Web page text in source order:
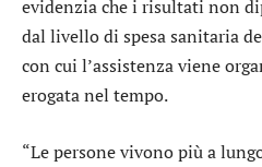
evidenzia che i risultati non
dal livello di spesa sanitaria
con cui l’assistenza viene
erogata nel tempo.
“Le persone vivono più a